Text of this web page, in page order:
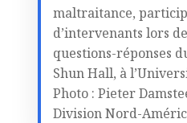
maltraitance,
d’intervenants lors
questions-réponses
Shun Hall, à
Photo : Pieter
Division Nord-